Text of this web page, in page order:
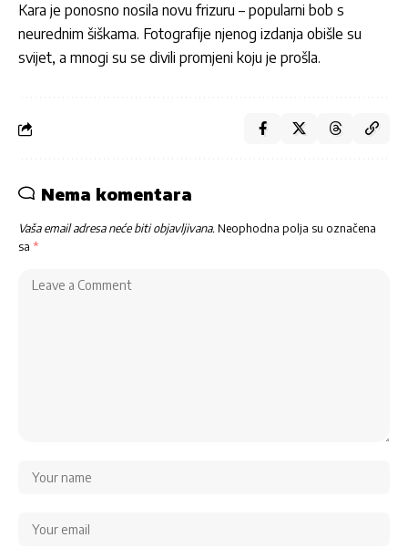
Kara je ponosno nosila novu frizuru – popularni bob s
neurednim šiškama. Fotografije njenog izdanja obišle su
svijet, a mnogi su se divili promjeni koju je prošla.
Nema komentara
Vaša email adresa neće biti objavljivana. Neophodna polja su označena
sa *